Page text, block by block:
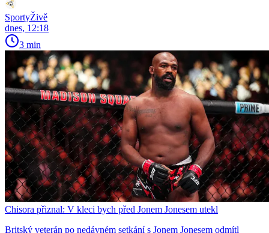
SportyŽivě
dnes, 12:18
3 min
Chisora přiznal: V kleci bych před Jonem Jonesem utekl
Britský veterán po nedávném setkání s Jonem Jonesem odmítl